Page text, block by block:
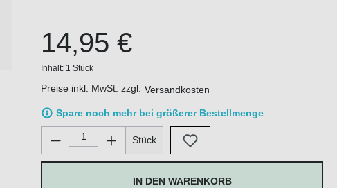
14,95 €
Inhalt: 1 Stück
Preise inkl. MwSt. zzgl. Versandkosten
Spare noch mehr bei größerer Bestellmenge
Produkt Anzahl: Gib den gewünschten Wert ein oder
Stück
IN DEN WARENKORB